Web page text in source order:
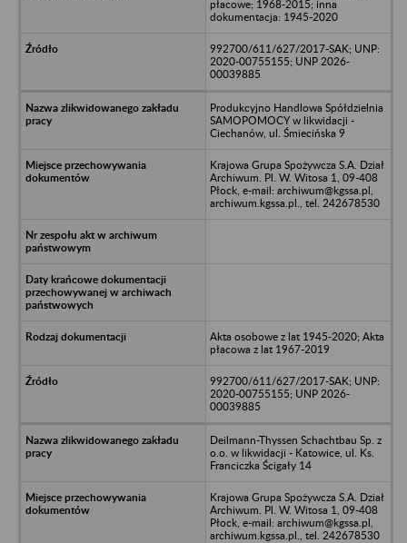
płacowe; 1968-2015; inna
dokumentacja: 1945-2020
992700/611/627/2017-SAK; UNP:
2020-00755155; UNP 2026-
00039885
Produkcyjno Handlowa Spółdzielnia
SAMOPOMOCY w likwidacji -
Ciechanów, ul. Śmiecińska 9
Krajowa Grupa Spożywcza S.A. Dział
Archiwum. Pl. W. Witosa 1, 09-408
Płock, e-mail: archiwum@kgssa.pl,
archiwum.kgssa.pl., tel. 242678530
Akta osobowe z lat 1945-2020; Akta
płacowa z lat 1967-2019
992700/611/627/2017-SAK; UNP:
2020-00755155; UNP 2026-
00039885
Deilmann-Thyssen Schachtbau Sp. z
o.o. w likwidacji - Katowice, ul. Ks.
Franciczka Ścigały 14
Krajowa Grupa Spożywcza S.A. Dział
Archiwum. Pl. W. Witosa 1, 09-408
Płock, e-mail: archiwum@kgssa.pl,
archiwum.kgssa.pl., tel. 242678530